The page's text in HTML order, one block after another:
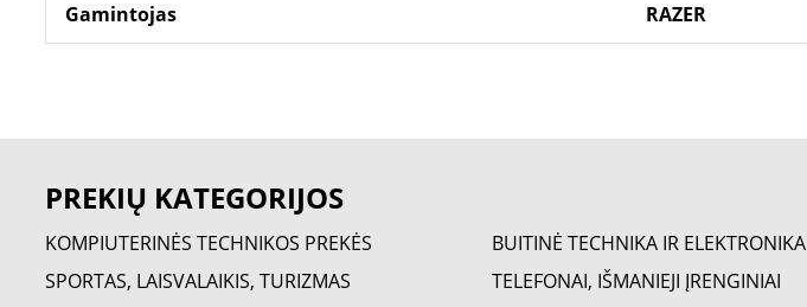
Gamintojas RAZER
PREKIŲ KATEGORIJOS
KOMPIUTERINĖS TECHNIKOS PREKĖS
BUITINĖ TECHNIKA IR ELEKTRONIKA
SPORTAS, LAISVALAIKIS, TURIZMAS
TELEFONAI, IŠMANIEJI ĮRENGINIAI